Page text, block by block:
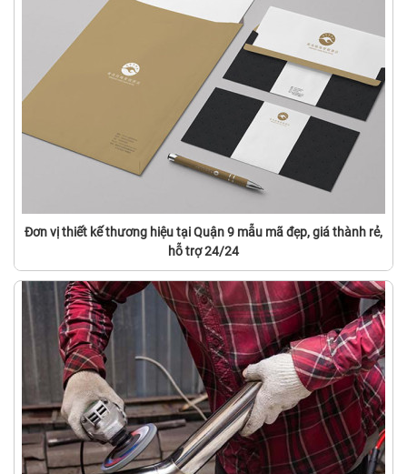
Đơn vị thiết kế thương hiệu tại Quận 9 mẫu mã đẹp, giá thành rẻ,
hỗ trợ 24/24